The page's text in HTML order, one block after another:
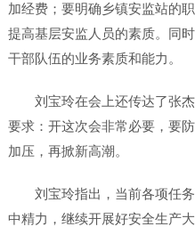
加经费；要明确乡镇安监站的
提高基层安监人员的素质。同
干部队伍的业务素质和能力。
刘宝玲在会上还传达了张
要求：开这次会非常必要，要
加压，再掀新高潮。
刘宝玲指出，当前各项任
中精力，继续开展好安全生产大